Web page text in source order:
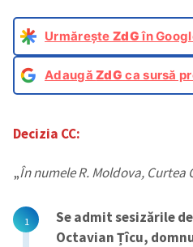
Urmărește ZdGîn
AdaugăZdG ca sursă
Decizia CC:
„În numele R. Moldova,
Se admit sesizările
Octavian Țîcu,